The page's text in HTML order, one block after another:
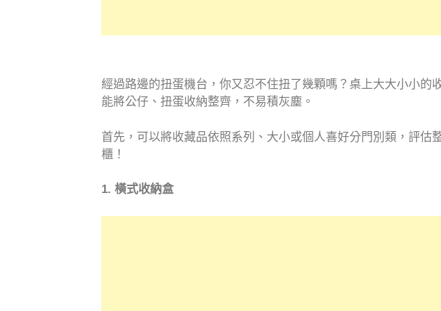
經過路邊的扭蛋機台，你又忍不住扭了幾顆嗎？桌上大大小小
能將公仔、扭蛋收納整齊，不易積灰塵。
首先，可以將收藏品依照系列、大小或個人喜好分門別類，評
櫃！
1. 橫式收納盒